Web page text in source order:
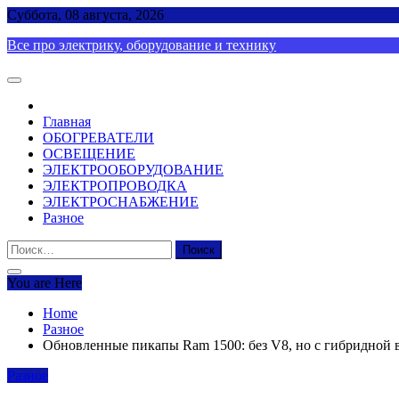
Skip
content
Суббота, 08 августа, 2026
Все про электрику, оборудование и технику
Главная
ОБОГРЕВАТЕЛИ
ОСВЕЩЕНИЕ
ЭЛЕКТРООБОРУДОВАНИЕ
ЭЛЕКТРОПРОВОДКА
ЭЛЕКТРОСНАБЖЕНИЕ
Разное
Найти:
You are Here
Home
Разное
Обновленные пикапы Ram 1500: без V8, но с гибридной
Разное